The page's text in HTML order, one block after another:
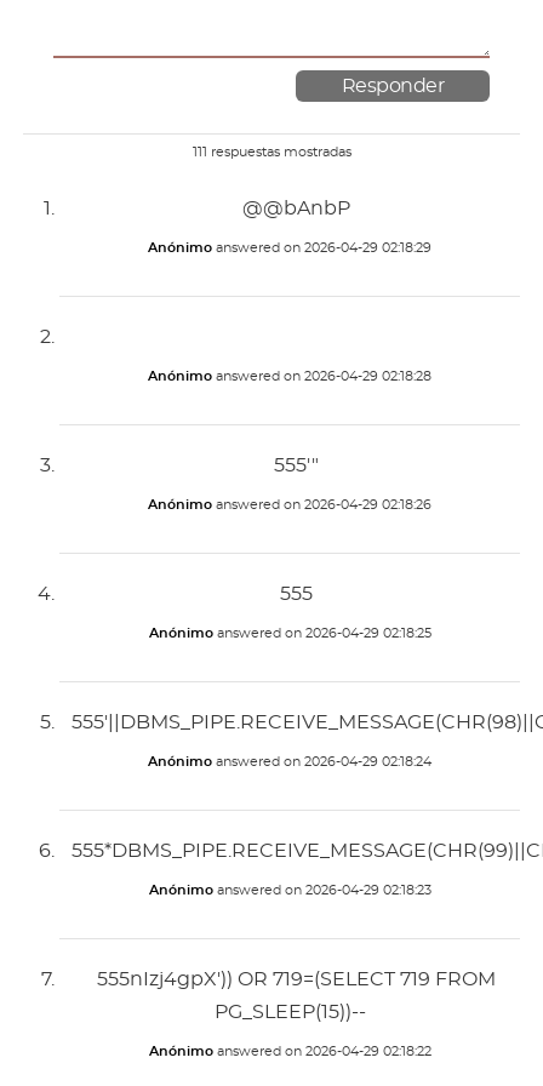
111 respuestas mostradas
@@bAnbP
Anónimo answered on 2026-04-29 02:18:29
Anónimo answered on 2026-04-29 02:18:28
555'"
Anónimo answered on 2026-04-29 02:18:26
555
Anónimoanswered on 2026-04-29 02:18:25
Anónimo answered on 2026-04-29 02:18:24
Anónimoanswered on 2026-04-29 02:18:23
555nIzj4gpX')) OR 719=(SELECT 719 FROM
PG_SLEEP(15))--
Anónimoanswered on 2026-04-29 02:18:22